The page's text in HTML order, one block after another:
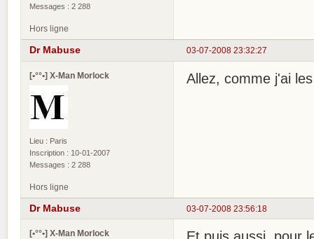
Messages : 2 288
Hors ligne
03-07-2008 23:32:27
Dr Mabuse
[•°°•] X-Man Morlock
Lieu : Paris
Inscription : 10-01-2007
Messages : 2 288
Allez, comme j'ai
Hors ligne
03-07-2008 23:56:18
Dr Mabuse
[•°°•] X-Man Morlock